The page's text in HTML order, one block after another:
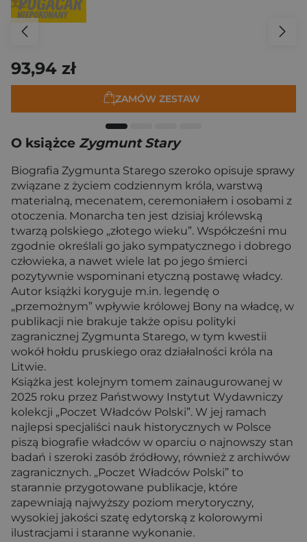
93,94 zł
ZAMÓW ZESTAW
O książce Zygmunt Stary
Biografia Zygmunta Starego szeroko opisuje sprawy
związane z życiem codziennym króla, warstwą
materialną, mecenatem, ceremoniałem i osobami z
otoczenia. Monarcha ten jest dzisiaj królewską
twarzą polskiego „złotego wieku”. Współcześni mu
zgodnie określali go jako sympatycznego i dobrego
człowieka, a nawet wiele lat po jego śmierci
pozytywnie wspominani etyczną postawę władcy.
Autor książki koryguje m.in. legendę o
„przemożnym” wpływie królowej Bony na władcę, w
publikacji nie brakuje także opisu polityki
zagranicznej Zygmunta Starego, w tym kwestii
wokół hołdu pruskiego oraz działalności króla na
Litwie.
Książka jest kolejnym tomem zainaugurowanej w
2025 roku przez Państwowy Instytut Wydawniczy
kolekcji „Poczet Władców Polski”. W jej ramach
najlepsi specjaliści nauk historycznych w Polsce
piszą biografie władców w oparciu o najnowszy stan
badań i szeroki zasób źródłowy, również z archiwów
zagranicznych. „Poczet Władców Polski” to
starannie przygotowane publikacje, które
zapewniają najwyższy poziom merytoryczny,
wysokiej jakości szatę edytorską z kolorowymi
ilustracjami i staranne wykonanie.